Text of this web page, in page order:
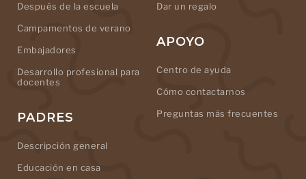
Después de la escuela
Campamentos de verano
Embajadores
Desarrollo profesional para
docentes
PADRES
Descripción general
Educación en casa
Dar un regalo
APOYO
Centro de ayuda
Cómo contactarnos
Preguntas más frecuentes